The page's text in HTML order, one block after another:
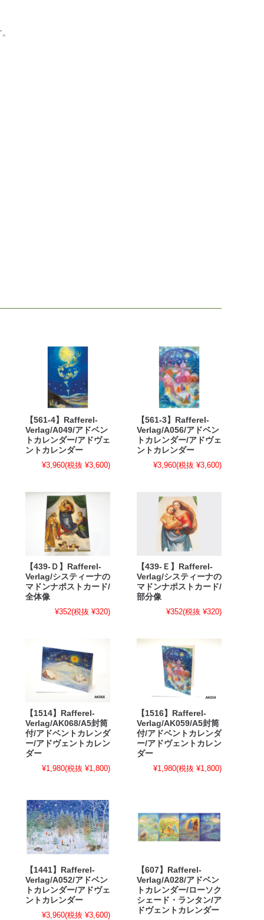
【561-4】Rafferel-
Verlag/A049/アドベン
トカレンダー/アドヴェ
ントカレンダー
¥3,960(税抜 ¥3,600)
【561-3】Rafferel-
Verlag/A056/アドベン
トカレンダー/アドヴェ
ントカレンダー
¥3,960(税抜 ¥3,600)
【439-Ｄ】Rafferel-
Verlag/システィーナの
マドンナポストカード/
全体像
¥352(税抜 ¥320)
【439-Ｅ】Rafferel-
Verlag/システィーナの
マドンナポストカード/
部分像
¥352(税抜 ¥320)
【1514】Rafferel-
Verlag/AK068/A5封筒
付/アドベントカレンダ
ー/アドヴェントカレン
ダー
¥1,980(税抜 ¥1,800)
【1516】Rafferel-
Verlag/AK059/A5封筒
付/アドベントカレンダ
ー/アドヴェントカレン
ダー
¥1,980(税抜 ¥1,800)
【1441】Rafferel-
Verlag/A052/アドベン
トカレンダー/アドヴェ
ントカレンダー
¥3,960(税抜 ¥3,600)
【607】Rafferel-
Verlag/A028/アドベン
トカレンダー/ローソク
シェード・ランタン/ア
ドヴェントカレンダー